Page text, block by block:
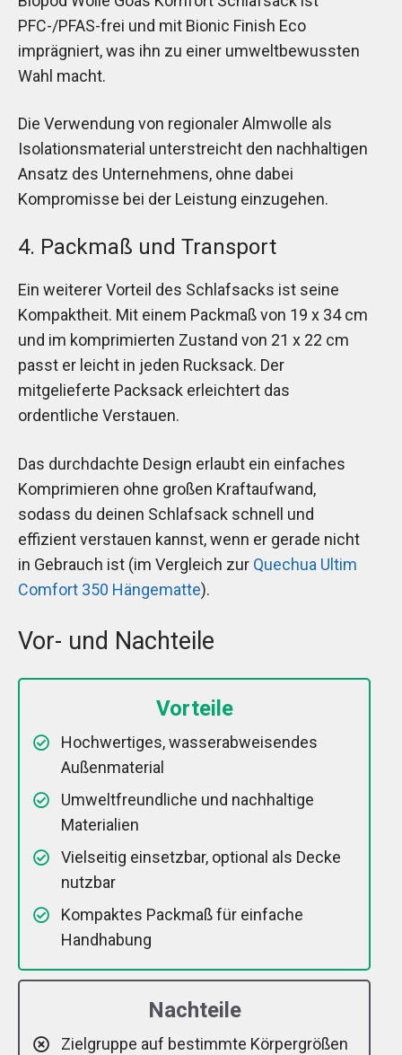
PFC-/PFAS-frei und mit Bionic Finish Eco
imprägniert, was ihn zu einer umweltbewussten
Wahl macht.
Die Verwendung von regionaler Almwolle als
Isolationsmaterial unterstreicht den nachhaltigen
Ansatz des Unternehmens, ohne dabei
Kompromisse bei der Leistung einzugehen.
4. Packmaß und Transport
Ein weiterer Vorteil des Schlafsacks ist seine
Kompaktheit. Mit einem Packmaß von 19 x 34 cm
und im komprimierten Zustand von 21 x 22 cm
passt er leicht in jeden Rucksack. Der
mitgelieferte Packsack erleichtert das
ordentliche Verstauen.
Das durchdachte Design erlaubt ein einfaches
Komprimieren ohne großen Kraftaufwand,
sodass du deinen Schlafsack schnell und
effizient verstauen kannst, wenn er gerade nicht
in Gebrauch ist (im Vergleich zur Quechua Ultim
Comfort 350 Hängematte).
Vor- und Nachteile
Vorteile
Hochwertiges, wasserabweisendes
Außenmaterial
Umweltfreundliche und nachhaltige
Materialien
Vielseitig einsetzbar, optional als Decke
nutzbar
Kompaktes Packmaß für einfache
Handhabung
Nachteile
Zielgruppe auf bestimmte Körpergrößen